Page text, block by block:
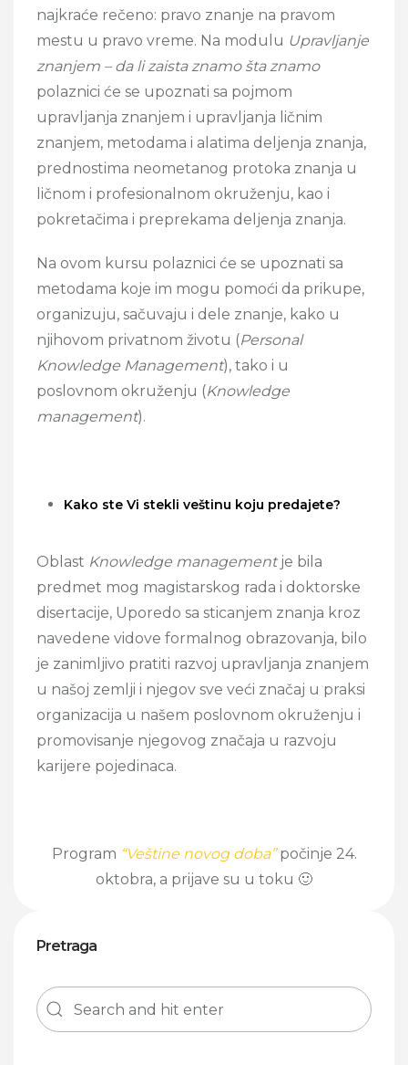
najkraće rečeno: pravo znanje na pravom
mestu u pravo vreme. Na modulu Upravljanje
znanjem – da li zaista znamo šta znamo
polaznici će se upoznati sa pojmom
upravljanja znanjem i upravljanja ličnim
znanjem, metodama i alatima deljenja znanja,
prednostima neometanog protoka znanja u
ličnom i profesionalnom okruženju, kao i
pokretačima i preprekama deljenja znanja.
Na ovom kursu polaznici će se upoznati sa
metodama koje im mogu pomoći da prikupe,
organizuju, sačuvaju i dele znanje, kako u
njihovom privatnom životu (Personal
Knowledge Management), tako i u
poslovnom okruženju (Knowledge
management).
Kako ste Vi stekli veštinu koju predajete?
Oblast Knowledge managementje bila
predmet mog magistarskog rada i doktorske
disertacije, Uporedo sa sticanjem znanja kroz
navedene vidove formalnog obrazovanja, bilo
je zanimljivo pratiti razvoj upravljanja znanjem
u našoj zemlji i njegov sve veći značaj u praksi
organizacija u našem poslovnom okruženju i
promovisanje njegovog značaja u razvoju
karijere pojedinaca.
Program “Veštine novog doba” počinje 24.
oktobra, a prijave su u toku 🙂
Pretraga